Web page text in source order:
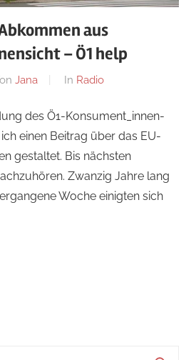
aus
– Ö1 help
Jana In Radio
des Ö1-Konsument_innen-
einen Beitrag über das EU-
gestaltet. Bis nächsten
Zwanzig Jahre lang
Woche einigten sich